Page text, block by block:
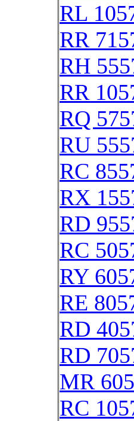
RL
RR
RH
RR
RQ
RU
RC
RX
RD
RC
RY
RE
RD
RD
MR
RC